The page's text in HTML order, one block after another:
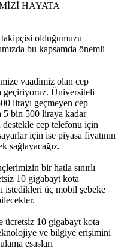
HAYATA
olduğumuzu
bu kapsamda önemli
vaadimiz olan cep
geçiriyoruz. Üniversiteli
lirayı geçmeyen cep
5 bin 500 liraya kadar
cep telefonu için
için ise piyasa fiyatının
sağlayacağız.
bir hatla sınırlı
10 gigabayt kota
istedikleri üç mobil şebeke
ücretsiz 10 gigabayt kota
ve bilgiye erişimini
esasları